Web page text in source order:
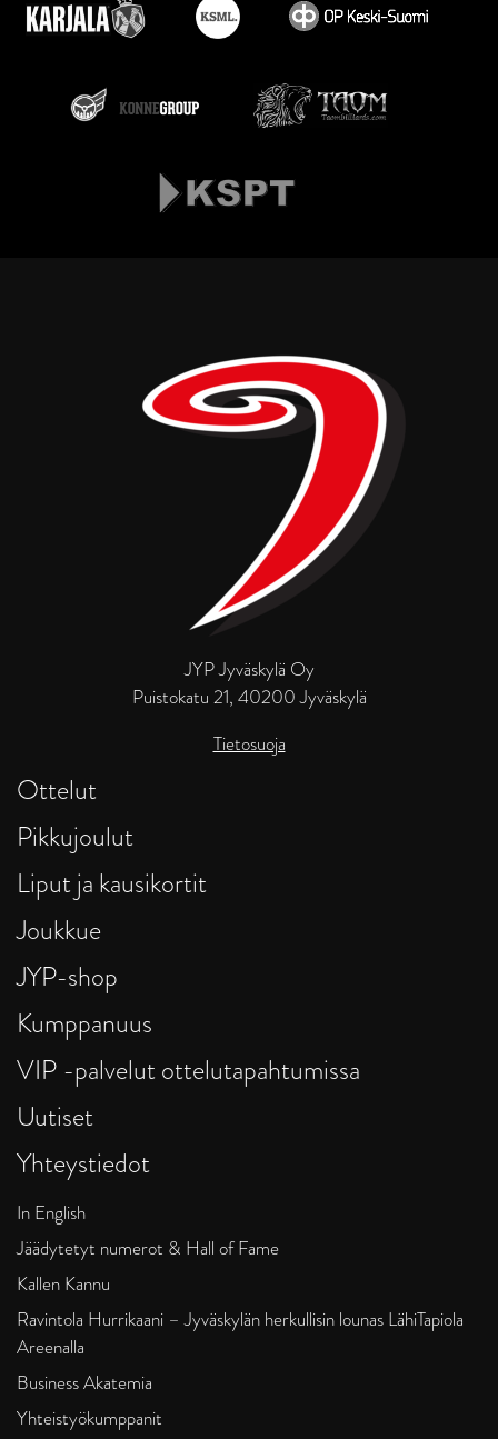
JYP Jyväskylä Oy
Puistokatu 21, 40200 Jyväskylä
Tietosuoja
Ottelut
Pikkujoulut
Liput ja kausikortit
Joukkue
JYP-shop
Kumppanuus
VIP -palvelut ottelutapahtumissa
Uutiset
Yhteystiedot
In English
Jäädytetyt numerot & Hall of Fame
Kallen Kannu
Ravintola Hurrikaani – Jyväskylän herkullisin lounas LähiTapiola
Areenalla
Business Akatemia
Yhteistyökumppanit